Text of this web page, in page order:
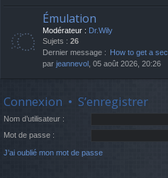
Émulation
Modérateur : Dr.Wily
Sujets : 26
Dernier message : How to get a
par jeannevol , 05 août 2026, 20:26
Connexion • S’enregistrer
Nom d’utilisateur :
Mot de passe :
J’ai oublié mon mot de passe